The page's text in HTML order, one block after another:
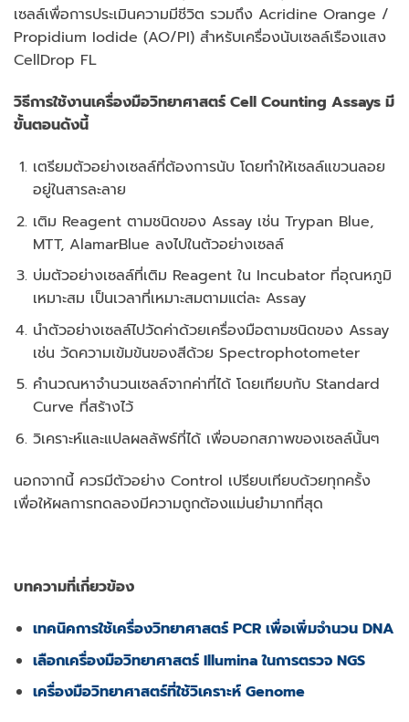
เซลล์เพื่อการประเมินความมีชีวิต รวมถึง Acridine Orange /
Propidium Iodide (AO/PI) สำหรับเครื่องนับเซลล์เรืองแสง
CellDrop FL
วิธีการใช้งานเครื่องมือวิทยาศาสตร์ Cell Counting Assays มี
ขั้นตอนดังนี้
เตรียมตัวอย่างเซลล์ที่ต้องการนับ โดยทําให้เซลล์แขวนลอย
อยู่ในสารละลาย
เติม Reagent ตามชนิดของ Assay เช่น Trypan Blue,
MTT, AlamarBlue ลงไปในตัวอย่างเซลล์
บ่มตัวอย่างเซลล์ที่เติม Reagent ใน Incubator ที่อุณหภูมิ
เหมาะสม เป็นเวลาที่เหมาะสมตามแต่ละ Assay
นําตัวอย่างเซลล์ไปวัดค่าด้วยเครื่องมือตามชนิดของ Assay
เช่น วัดความเข้มข้นของสีด้วย Spectrophotometer
คํานวณหาจํานวนเซลล์จากค่าที่ได้ โดยเทียบกับ Standard
Curve ที่สร้างไว้
วิเคราะห์และแปลผลลัพธ์ที่ได้ เพื่อบอกสภาพของเซลล์นั้นๆ
นอกจากนี้ ควรมีตัวอย่าง Control เปรียบเทียบด้วยทุกครั้ง
เพื่อให้ผลการทดลองมีความถูกต้องแม่นยํามากที่สุด
บทความที่เกี่ยวข้อง
เทคนิคการใช้เครื่องวิทยาศาสตร์ PCR เพื่อเพิ่มจำนวน DNA
เลือกเครื่องมือวิทยาศาสตร์ Illumina ในการตรวจ NGS
เครื่องมือวิทยาศาสตร์ที่ใช้วิเคราะห์ Genome